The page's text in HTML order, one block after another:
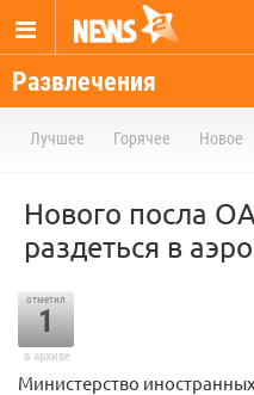
Развлечения
Лучшее Горячее Новое
Нового посла
раздеться в
отметил
1
в архиве
Министерство